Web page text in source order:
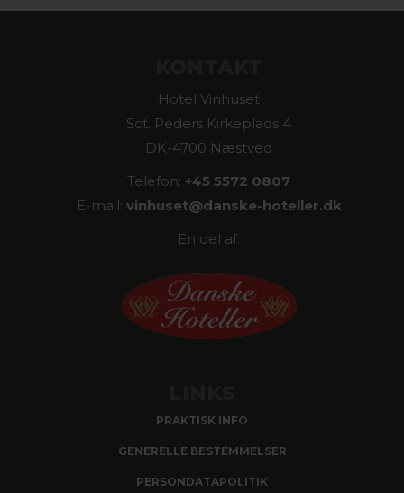
Hotel Vinhuset
Sct. Peders Kirkeplads 4
DK-4700 Næstved
Telefon: +45 5572 0807
E-mail: vinhuset@danske-hoteller.dk
En del af:
PRAKTISK INFO
GENERELLE BESTEMMELSER
PERSONDATAPOLITIK